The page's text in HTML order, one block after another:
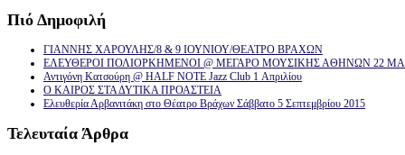
Πιό Δημοφιλή
ΓΙΑΝΝΗΣ ΧΑΡΟΥΛΗΣ/8 & 9 ΙΟΥΝΙΟΥ/ΘΕΑΤΡΟ ΒΡΑΧΩΝ
ΕΛΕΥΘΕΡΟΙ ΠΟΛΙΟΡΚΗΜΕΝΟΙ @ ΜΕΓΑΡΟ ΜΟΥΣΙΚΗΣ ΑΘΗΝΩΝ 22
Αντιγόνη Κατσούρη @ HALF NOTE Jazz Club 1 Απριλίου
Ο ΚΑΙΡΟΣ ΣΤΑ ΔΥΤΙΚΑ ΠΡΟΑΣΤΕΙΑ
Ελευθερία Αρβανιτάκη στο Θέατρο Βράχων Σάββατο 5 Σεπτεμβρίου 2015
Τελευταία Άρθρα